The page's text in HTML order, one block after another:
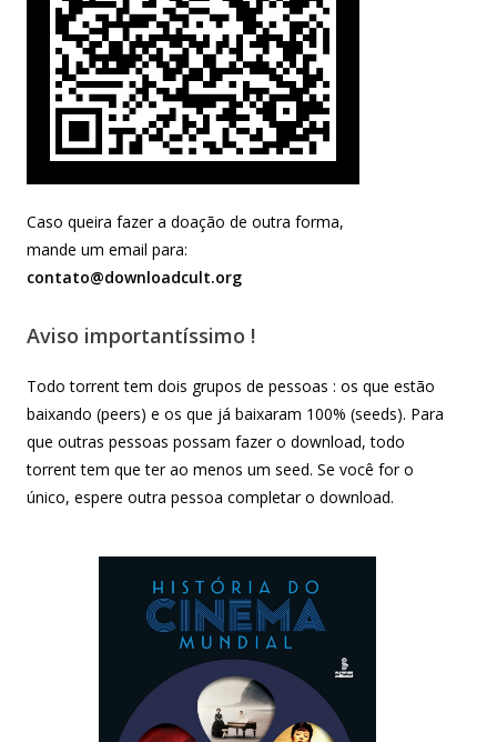
Caso queira fazer a doação de outra forma,
mande um email para:
contato@downloadcult.org
Aviso importantíssimo !
Todo torrent tem dois grupos de pessoas : os que estão
baixando (peers) e os que já baixaram 100% (seeds). Para
que outras pessoas possam fazer o download, todo
torrent tem que ter ao menos um seed. Se você for o
único, espere outra pessoa completar o download.